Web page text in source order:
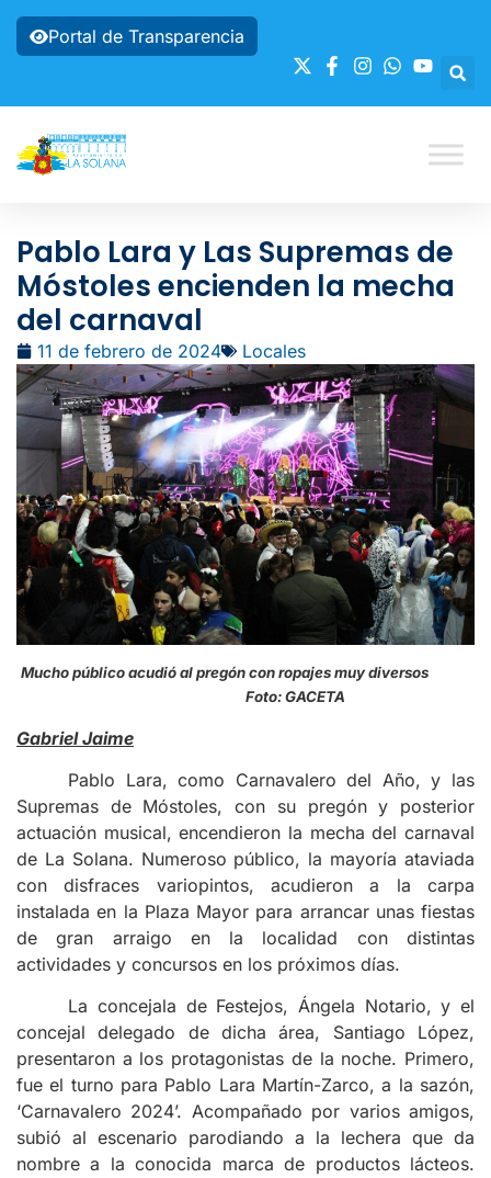
Portal de Transparencia
Pablo Lara y Las Supremas de
Móstoles encienden la mecha
del carnaval
11 de febrero de 2024 Locales
Mucho público acudió al pregón con ropajes muy diversos
Foto: GACETA
Gabriel Jaime
Pablo Lara, como Carnavalero del Año, y las
Supremas de Móstoles, con su pregón y posterior
actuación musical, encendieron la mecha del carnaval
de La Solana. Numeroso público, la mayoría ataviada
con disfraces variopintos, acudieron a la carpa
instalada en la Plaza Mayor para arrancar unas fiestas
de gran arraigo en la localidad con distintas
actividades y concursos en los próximos días.
La concejala de Festejos, Ángela Notario, y el
concejal delegado de dicha área, Santiago López,
presentaron a los protagonistas de la noche. Primero,
fue el turno para Pablo Lara Martín-Zarco, a la sazón,
‘Carnavalero 2024’. Acompañado por varios amigos,
subió al escenario parodiando a la lechera que da
nombre a la conocida marca de productos lácteos.